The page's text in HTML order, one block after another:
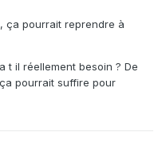
ça pourrait reprendre à
t il réellement besoin ? De
pourrait suffire pour